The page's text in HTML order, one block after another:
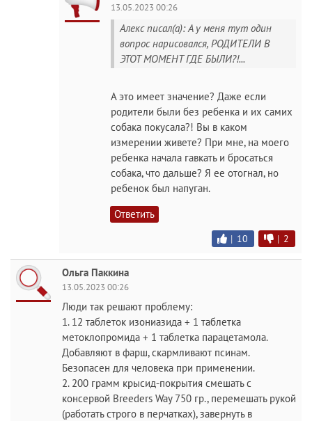
13.05.2023 00:26
Алекс писал(а): А у меня тут один
вопрос нарисовался, РОДИТЕЛИ В
ЭТОТ МОМЕНТ ГДЕ БЫЛИ?!...
А это имеет значение? Даже если
родители были без ребенка и их самих
собака покусала?! Вы в каком
измерении живете? При мне, на моего
ребенка начала гавкать и бросаться
собака, что дальше? Я ее отогнал, но
ребенок был напуган.
Ответить
| 10 | 2
Ольга Паккина
13.05.2023 00:26
Люди так решают проблему:
1. 12 таблеток изониазида + 1 таблетка
метоклопромида + 1 таблетка парацетамола.
Добавляют в фарш, скармливают псинам.
Безопасен для человека при применении.
2. 200 грамм крысид-покрытия смешать с
консервой Breeders Way 750 гр., перемешать рукой
(работать строго в перчатках), завернуть в